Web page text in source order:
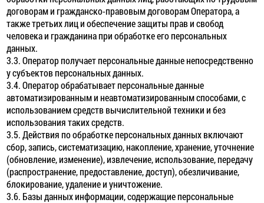
договорам и гражданско-правовым договорам Оператора, а
также третьих лиц и обеспечение защиты прав и свобод
человека и гражданина при обработке его персональных
данных.
3.3. Оператор получает персональные данные непосредственно
у субъектов персональных данных.
3.4. Оператор обрабатывает персональные данные
автоматизированным и неавтоматизированным способами, с
использованием средств вычислительной техники и без
использования таких средств.
3.5. Действия по обработке персональных данных включают
сбор, запись, систематизацию, накопление, хранение, уточнение
(обновление, изменение), извлечение, использование, передачу
(распространение, предоставление, доступ), обезличивание,
блокирование, удаление и уничтожение.
3.6. Базы данных информации, содержащие персональные